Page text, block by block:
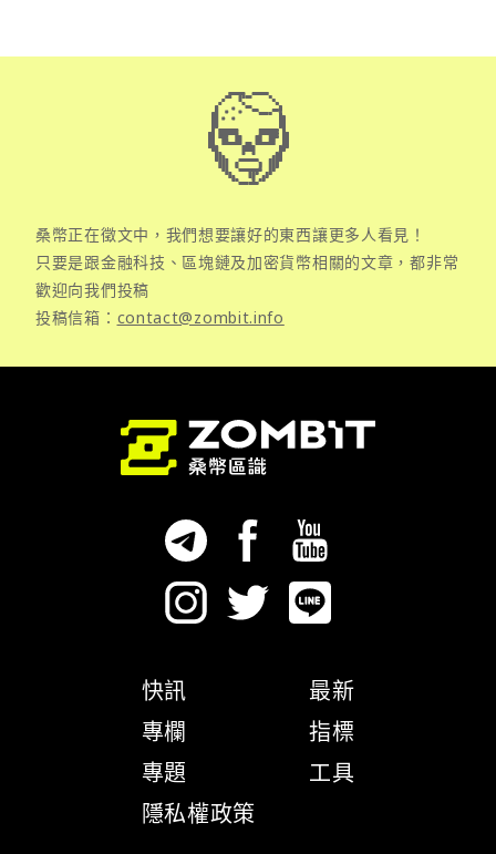
桑幣正在徵文中，我們想要讓好的東西讓更多人看見！
只要是跟金融科技、區塊鏈及加密貨幣相關的文章，都非常
歡迎向我們投稿
投稿信箱： contact@zombit.info
快訊
專欄
專題
隱私權政策
最新
指標
工具